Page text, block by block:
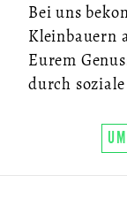
Bei uns
Kleinbauern
Eurem
durch